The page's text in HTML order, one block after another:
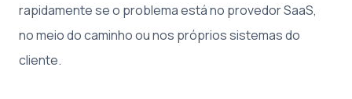
rapidamente se o problema está no provedor SaaS,
no meio do caminho ou nos próprios sistemas do
cliente.